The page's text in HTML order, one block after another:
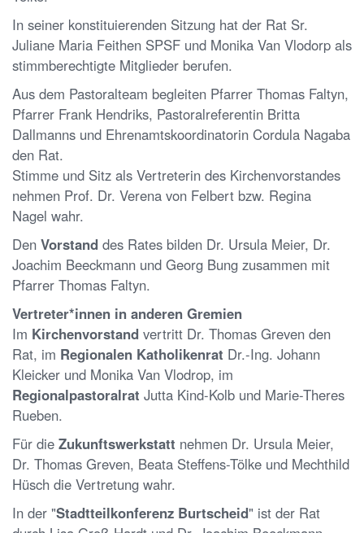
In seiner konstituierenden Sitzung hat der Rat Sr.
Juliane Maria Feithen SPSF und Monika Van Vlodorp als
stimmberechtigte Mitglieder berufen.
Aus dem Pastoralteam begleiten Pfarrer Thomas Faltyn,
Pfarrer Frank Hendriks, Pastoralreferentin Britta
Dallmanns und Ehrenamtskoordinatorin Cordula Nagaba
den Rat.
Stimme und Sitz als Vertreterin des Kirchenvorstandes
nehmen Prof. Dr. Verena von Felbert bzw. Regina
Nagel wahr.
Den Vorstand des Rates bilden Dr. Ursula Meier, Dr.
Joachim Beeckmann und Georg Bung zusammen mit
Pfarrer Thomas Faltyn.
Vertreter*innen in anderen Gremien
Im Kirchenvorstand vertritt Dr. Thomas Greven den
Rat, im Regionalen Katholikenrat Dr.-Ing. Johann
Kleicker und Monika Van Vlodrop, im
Regionalpastoralrat Jutta Kind-Kolb und Marie-Theres
Rueben.
Für die Zukunftswerkstatt nehmen Dr. Ursula Meier,
Dr. Thomas Greven, Beata Steffens-Tölke und Mechthild
Hüsch die Vertretung wahr.
In der "Stadtteilkonferenz Burtscheid" ist der Rat